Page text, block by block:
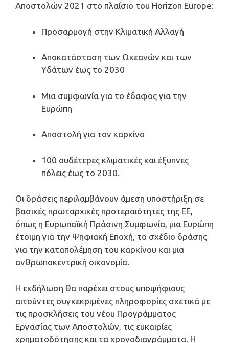
Αποστολών 2021 στο πλαίσιο του Horizon Europe:
Προσαρμογή στην Κλιματική Αλλαγή
Αποκατάσταση των Ωκεανών και των
Υδάτων έως το 2030
Μια συμφωνία για το έδαφος για την
Ευρώπη
Αποστολή για τον καρκίνο
100 ουδέτερες κλιματικές και έξυπνες
πόλεις έως το 2030.
Οι δράσεις περιλαμβάνουν άμεση υποστήριξη σε
βασικές πρωταρχικές προτεραιότητες της ΕΕ,
όπως η Ευρωπαϊκή Πράσινη Συμφωνία, μια Ευρώπη
έτοιμη για την Ψηφιακή Εποχή, το σχέδιο δράσης
για την καταπολέμηση του καρκίνου και μια
ανθρωποκεντρική οικονομία.
Η εκδήλωση θα παρέχει στους υποψήφιους
αιτούντες συγκεκριμένες πληροφορίες σχετικά με
τις προσκλήσεις του νέου Προγράμματος
Εργασίας των Αποστολών, τις ευκαιρίες
χρηματοδότησης και τα χρονοδιαγράμματα. Η